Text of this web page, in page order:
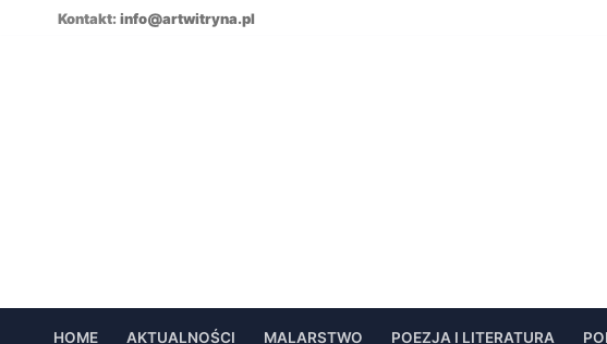
Kontakt: info@artwitryna.pl
HOME AKTUALNOŚCI MALARSTWO POEZJA I LITERATURA